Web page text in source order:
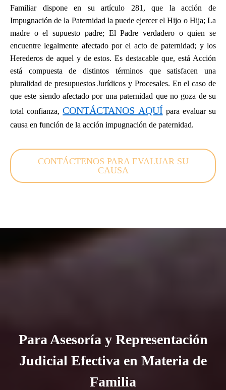
Familiar dispone en su artículo 281, que la acción de
Impugnación de la Paternidad la puede ejercer el Hijo o Hija; La
madre o el supuesto padre; El Padre verdadero o quien se
encuentre legalmente afectado por el acto de paternidad; y los
Herederos de aquel y de estos. Es destacable que, está Acción
está compuesta de distintos términos que satisfacen una
pluralidad de presupuestos Jurídicos y Procesales. En el caso de
que este siendo afectado por una paternidad que no goza de su
total confianza,CONTÁCTANOS AQUÍ para evaluar su
causa en función de la acción impugnación de paternidad.
CONTÁCTENOS PARA EVALUAR SU
CAUSA
Para Asesoría y Representación
Judicial Efectiva en Materia de
Familia